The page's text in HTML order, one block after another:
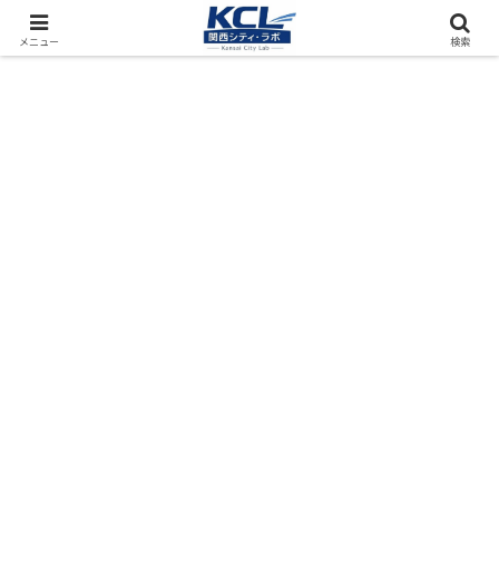
都市再開発をフィールド調査（累計アクセス数4000万PV）
メニュー 検索